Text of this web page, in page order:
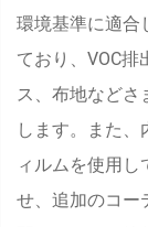
環境基準に適合
ており、VOC
ス、布地などさ
します。また
ィルムを使用し
せ、追加のコー